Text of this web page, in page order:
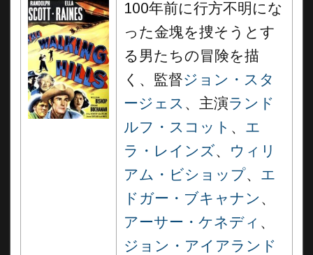
100年前に行方不明にな
った金塊を捜そうとす
る男たちの冒険を描
く、監督ジョン・スタ
ージェス 、主演ランド
ルフ・スコット 、 エ
ラ・レインズ、 ウィリ
アム・ビショップ、 エ
ドガー・ブキャナン 、
アーサー・ケネディ 、
ジョン・アイアランド